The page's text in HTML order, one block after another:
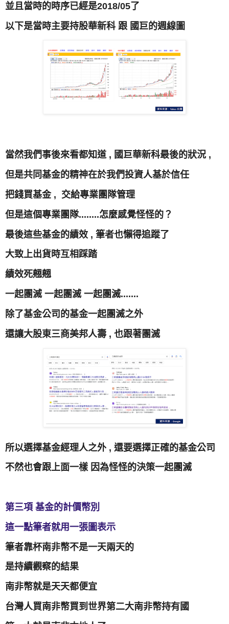
並且當時的時序已經是2018/05了
以下是當時主要持股華新科 跟 國巨的週線圖
當然我們事後來看都知道 , 國巨華新科最後的狀況 ,
但是共同基金的精神在於我們投資人基於信任
把錢買基金 , 交給專業團隊管理
但是這個專業團隊........怎麼感覺怪怪的？
最後這些基金的績效 , 筆者也懶得追蹤了
大致上出貨時互相踩踏
績效死翹翹
一起團滅 一起團滅 一起團滅.......
除了基金公司的基金一起團滅之外
還讓大股東三商美邦人壽 , 也跟著團滅
所以選擇基金經理人之外 , 還要選擇正確的基金公司
不然也會跟上面一樣 因為怪怪的決策一起團滅
第三項 基金的計價幣別
這一點筆者就用一張圖表示
筆者靠杯南非幣不是一天兩天的
是持續觀察的結果
南非幣就是天天都便宜
台灣人買南非幣買到世界第二大南非幣持有國